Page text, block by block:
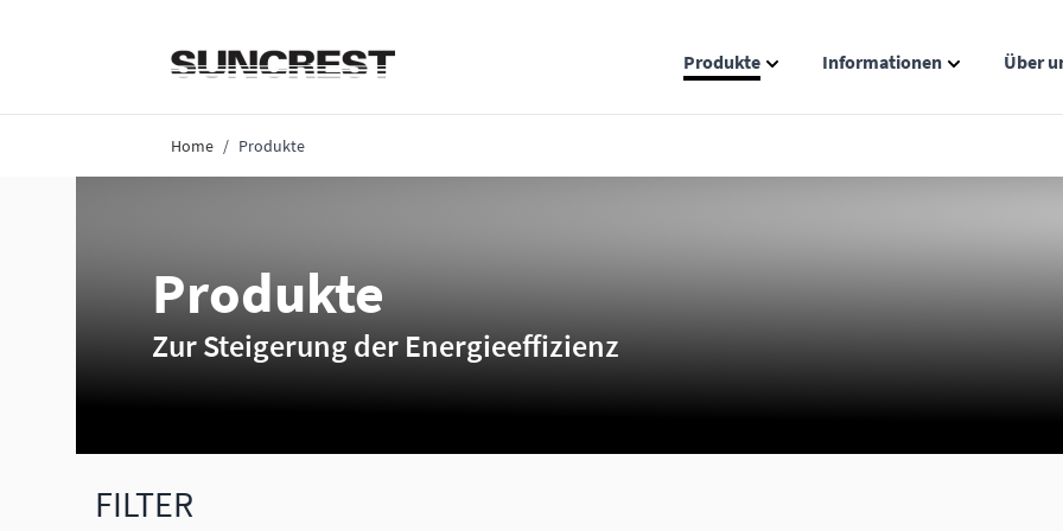
Produkte
Informationen
Über
Home / Produkte
Produkte
Zur Steigerung der Energieeffizienz
FILTER